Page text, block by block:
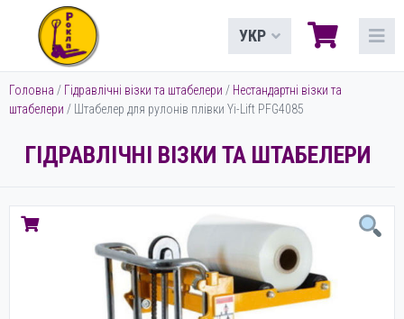
УКР
Головна / Гідравлічні візки та штабелери / Нестандартні візки та
штабелери / Штабелер для рулонів плівки Yi-Lift PFG4085
ГІДРАВЛІЧНІ ВІЗКИ ТА ШТАБЕЛЕРИ